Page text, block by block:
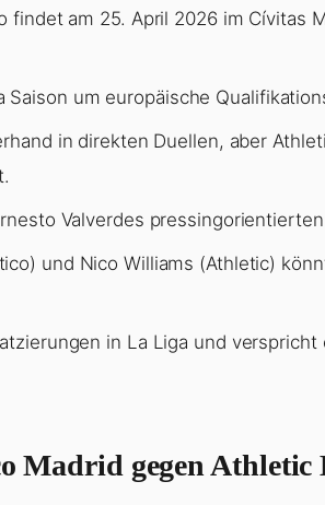
findet am 25. April 2026 im Cívitas
um europäische
in direkten Duellen, aber
Valverdes
und Nico Williams (Athletic)
in La Liga und verspricht
Madrid gegen Athletic